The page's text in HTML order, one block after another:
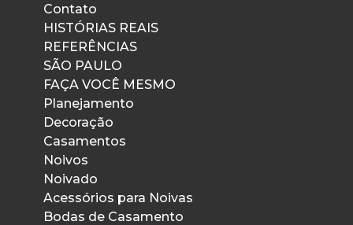
Contato
HISTÓRIAS REAIS
REFERÊNCIAS
SÃO PAULO
FAÇA VOCÊ MESMO
Planejamento
Decoração
Casamentos
Noivos
Noivado
Acessórios para Noivas
Bodas de Casamento